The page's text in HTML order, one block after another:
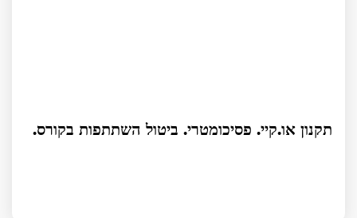
תקנון או.קיי. פסיכומטרי. ביטול השתתפות בקורס.